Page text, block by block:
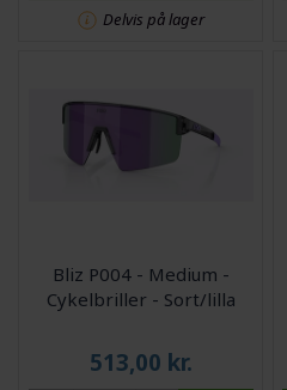
Delvis på lager
Bliz P004 - Medium -
Cykelbriller - Sort/lilla
513,00 kr.